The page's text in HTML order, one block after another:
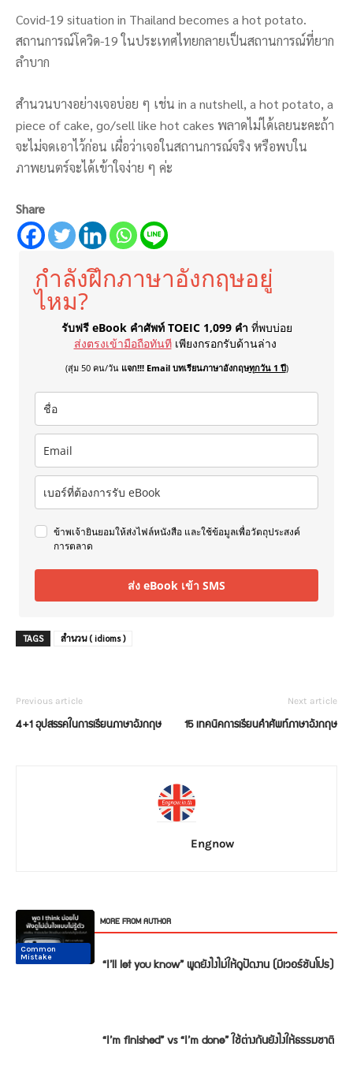
Covid-19 situation in Thailand becomes a hot potato.
สถานการณ์โควิด-19 ในประเทศไทยกลายเป็นสถานการณ์ที่ยาก
ลำบาก
สำนวนบางอย่างเจอบ่อย ๆ เช่น in a nutshell, a hot potato, a
piece of cake, go/sell like hot cakes พลาดไม่ได้เลยนะคะถ้า
จะไม่จดเอาไว้ก่อน เผื่อว่าเจอในสถานการณ์จริง หรือพบใน
ภาพยนตร์จะได้เข้าใจง่าย ๆ ค่ะ
Share
กำลังฝึกภาษาอังกฤษอยู่
ไหม?
รับฟรี eBook คำศัพท์ TOEIC 1,099 คำ ที่พบบ่อย
ส่งตรงเข้ามือถือทันที เพียงกรอกรับด้านล่าง
(สุ่ม 50 คน/วัน แจก!!! Email บทเรียนภาษาอังกฤษทุกวัน 1 ปี)
ข้าพเจ้ายินยอมให้ส่งไฟล์หนังสือ และใช้ข้อมูลเพื่อวัตถุประสงค์
การตลาด
ส่ง eBook เข้า SMS
TAGS สำนวน ( idioms )
Previous article
4+1 อุปสรรคในการเรียนภาษาอังกฤษ
Next article
15 เทคนิคการเรียนคำศัพท์ภาษาอังกฤษ
Engnow
RELATED ARTICLES MORE FROM AUTHOR
Conversation “I’ll let you know” พูดยังไงไม่ให้ดูปัดงาน (มีเวอร์ชันโปร)
Conversation
“I’m finished” vs “I’m done” ใช้ต่างกันยังไงให้ธรรมชาติ
Conversation
Conversation
Common
Mistake
Common
Mistake